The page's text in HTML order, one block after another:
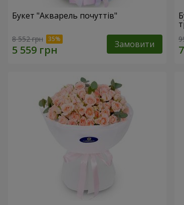
Букет "Акварель почуттів"
8 552 грн Замовити